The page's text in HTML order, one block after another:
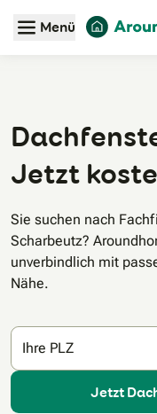
Menü
Jetzt
Sie suchen nach
Scharbeutz?
unverbindlich mit
Nähe.
Ihre PLZ
Jetzt